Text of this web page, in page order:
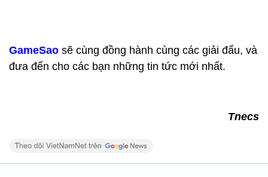
GameSao sẽ cùng đồng hành cùng các giải đấu, và
đưa đến cho các bạn những tin tức mới nhất.
Tnecs